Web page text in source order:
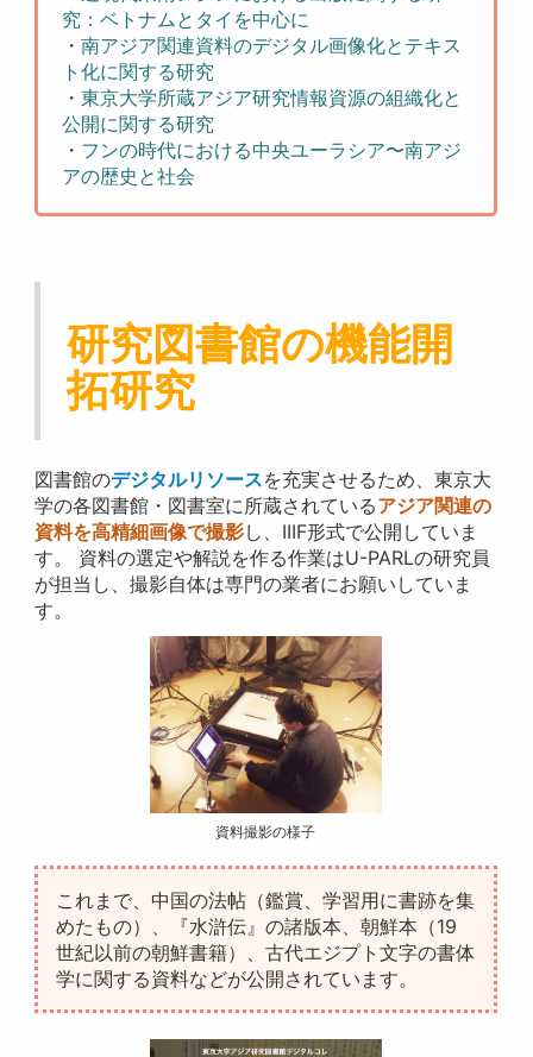
究：ベトナムとタイを中心に
・南アジア関連資料のデジタル画像化とテキス
ト化に関する研究
・東京大学所蔵アジア研究情報資源の組織化と
公開に関する研究
・ フンの時代における中央ユーラシア〜南アジ
アの歴史と社会
研究図書館の機能開
拓研究
図書館のデジタルリソースを充実させるため、東京大
学の各図書館・図書室に所蔵されているアジア関連の
資料を高精細画像で撮影し、IIIF形式で公開していま
す。 資料の選定や解説を作る作業はU-PARLの研究員
が担当し、撮影自体は専門の業者にお願いしていま
す。
資料撮影の様子
これまで、中国の法帖（鑑賞、学習用に書跡を集
めたもの）、『水滸伝』の諸版本、朝鮮本（19
世紀以前の朝鮮書籍）、古代エジプト文字の書体
学に関する資料などが公開されています。